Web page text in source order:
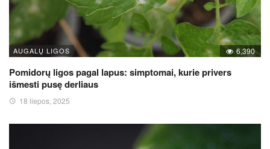
AUGALŲ LIGOS 6,390
Pomidorų ligos pagal lapus: simptomai, kurie privers
išmesti pusę derliaus
18 liepos, 2025